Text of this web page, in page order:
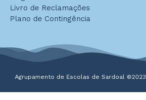
Livro de Reclamações
Plano de Contingência
Agrupamento de Escolas de Sardoal ©2023